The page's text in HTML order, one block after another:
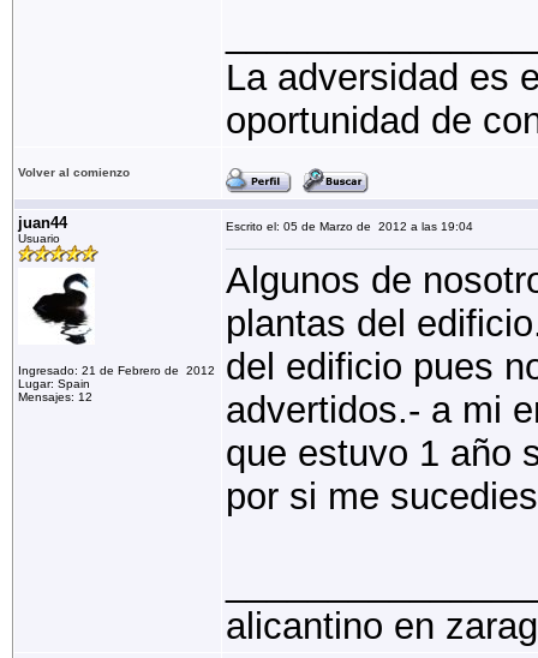
La adversidad es
oportunidad de
Volver al comienzo
juan44
Usuario
Ingresado: 21 de Febrero de 2012
Lugar: Spain
Mensajes: 12
Escrito el: 05 de Marzo de 2012 a las 19:04
Algunos de
plantas del
del edificio pues
advertidos.- a mi
que estuvo 1 año
por si me
alicantino en